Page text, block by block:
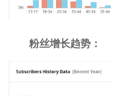
粉丝增长趋势：